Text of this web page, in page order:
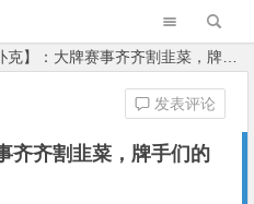
：大牌赛事齐齐割韭菜，牌手们的荷包还能撑多久？
齐齐割韭菜，牌手们的
发表评论